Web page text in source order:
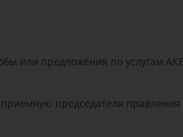
или предложения по услугам
председателя правления